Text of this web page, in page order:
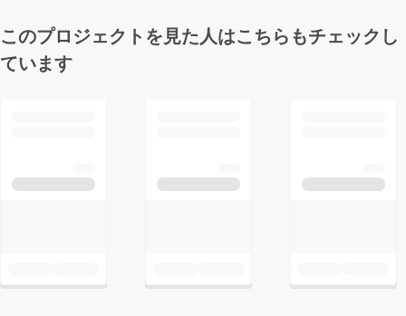
このプロジェクトを見た人はこちらもチェックし
ています